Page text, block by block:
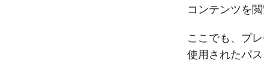
コンテンツを
ここでも、プ
使用されたパ